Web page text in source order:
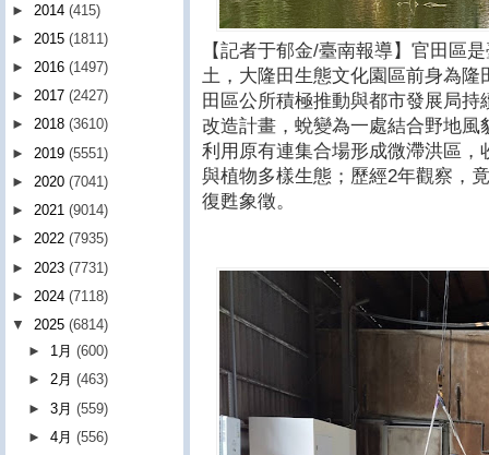
【記者于郁金/臺南報導】官田區
土，大隆田生態文化園區前身為
田區公所積極推動與都市發展局
改造計畫，蛻變為一處結合野地
利用原有連集合場形成微滯洪區
與植物多樣生態；歷經2年觀察，
復甦象徵。
► 2014 (415)
► 2015 (1811)
► 2016 (1497)
► 2017 (2427)
► 2018 (3610)
► 2019 (5551)
► 2020 (7041)
► 2021 (9014)
► 2022 (7935)
► 2023 (7731)
► 2024 (7118)
▼ 2025 (6814)
► 1月(600)
►2月(463)
►3月(559)
►4月(556)